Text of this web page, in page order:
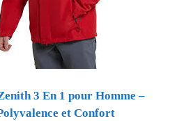
3 En 1 pour Homme –
et Confort